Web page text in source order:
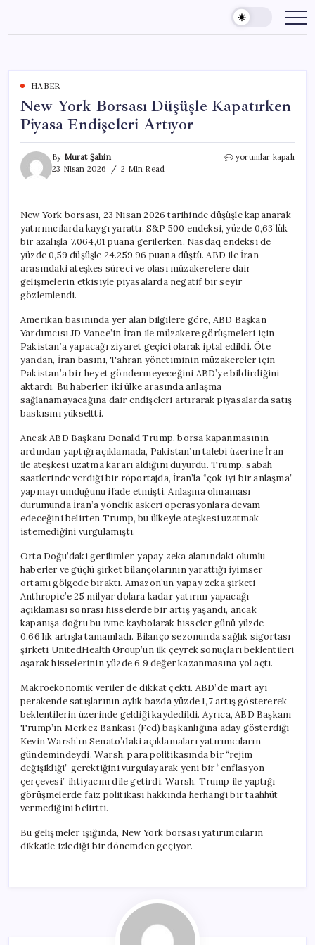
content
HABER
New York Borsası Düşüşle Kapatırken
Piyasa Endişeleri Artıyor
By Murat Şahin
23 Nisan 2026
2 Min Read
New
Piyasa
Endişeleri
Artıyor
için
yorumlar kapalı
New York borsası, 23 Nisan 2026 tarihinde düşüşle kapanarak
yatırımcılarda kaygı yarattı. S&P 500 endeksi, yüzde 0,63’lük
bir azalışla 7.064,01 puana gerilerken, Nasdaq endeksi de
yüzde 0,59 düşüşle 24.259,96 puana düştü. ABD ile İran
arasındaki ateşkes süreci ve olası müzakerelere dair
gelişmelerin etkisiyle piyasalarda negatif bir seyir
gözlemlendi.
Amerikan basınında yer alan bilgilere göre, ABD Başkan
Yardımcısı JD Vance’in İran ile müzakere görüşmeleri için
Pakistan’a yapacağı ziyaret geçici olarak iptal edildi. Öte
yandan, İran basını, Tahran yönetiminin müzakereler için
Pakistan’a bir heyet göndermeyeceğini ABD’ye bildirdiğini
aktardı. Bu haberler, iki ülke arasında anlaşma
sağlanamayacağına dair endişeleri artırarak piyasalarda satış
baskısını yükseltti.
Ancak ABD Başkanı Donald Trump, borsa kapanmasının
ardından yaptığı açıklamada, Pakistan’ın talebi üzerine İran
ile ateşkesi uzatma kararı aldığını duyurdu. Trump, sabah
saatlerinde verdiği bir röportajda, İran’la “çok iyi bir anlaşma”
yapmayı umduğunu ifade etmişti. Anlaşma olmaması
durumunda İran’a yönelik askeri operasyonlara devam
edeceğini belirten Trump, bu ülkeyle ateşkesi uzatmak
istemediğini vurgulamıştı.
Orta Doğu’daki gerilimler, yapay zeka alanındaki olumlu
haberler ve güçlü şirket bilançolarının yarattığı iyimser
ortamı gölgede bıraktı. Amazon’un yapay zeka şirketi
Anthropic’e 25 milyar dolara kadar yatırım yapacağı
açıklaması sonrası hisselerde bir artış yaşandı, ancak
kapanışa doğru bu ivme kaybolarak hisseler günü yüzde
0,66’lık artışla tamamladı. Bilanço sezonunda sağlık sigortası
şirketi UnitedHealth Group’un ilk çeyrek sonuçları beklentileri
aşarak hisselerinin yüzde 6,9 değer kazanmasına yol açtı.
Makroekonomik veriler de dikkat çekti. ABD’de mart ayı
perakende satışlarının aylık bazda yüzde 1,7 artış göstererek
beklentilerin üzerinde geldiği kaydedildi. Ayrıca, ABD Başkanı
Trump’ın Merkez Bankası (Fed) başkanlığına aday gösterdiği
Kevin Warsh’ın Senato’daki açıklamaları yatırımcıların
gündemindeydi. Warsh, para politikasında bir “rejim
değişikliği” gerektiğini vurgulayarak yeni bir “enflasyon
çerçevesi” ihtiyacını dile getirdi. Warsh, Trump ile yaptığı
görüşmelerde faiz politikası hakkında herhangi bir taahhüt
vermediğini belirtti.
Bu gelişmeler ışığında, New York borsası yatırımcıların
dikkatle izlediği bir dönemden geçiyor.